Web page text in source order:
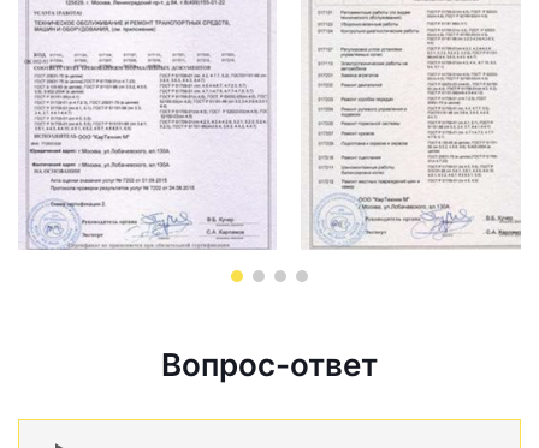
Вопрос-ответ